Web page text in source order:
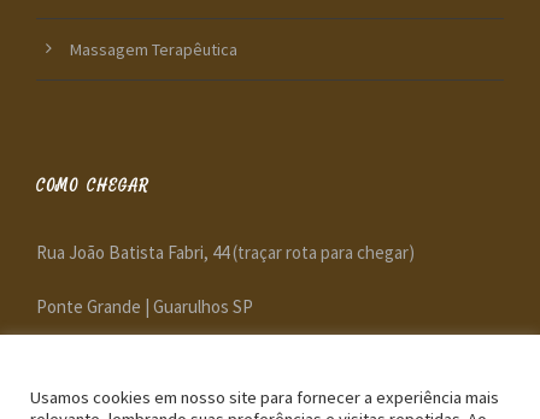
Massagem Terapêutica
COMO CHEGAR
Rua João Batista Fabri, 44(traçar rota para chegar)
Ponte Grande | Guarulhos SP
com fácil acesso pelas Rodovias Dutra e Fernão Dias.
Usamos cookies em nosso site para fornecer a experiência mais